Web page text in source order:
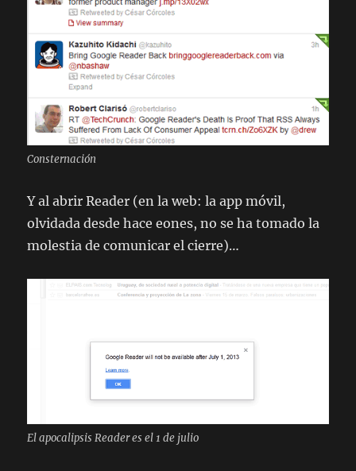
Consternación
Y al abrir Reader (en la web: la app móvil,
olvidada desde hace eones, no se ha tomado la
molestia de comunicar el cierre)…
El apocalipsis Reader es el 1 de julio